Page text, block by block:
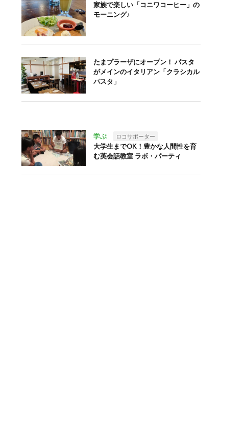
家族で楽しい「コニワコーヒー」の
モーニング♪
たまプラーザにオープン！ パスタ
がメインのイタリアン「クラシカル
パスタ」
学ぶ ロコサポーター
大学生までOK！豊かな人間性を育
む英会話教室 ラボ・パーティ